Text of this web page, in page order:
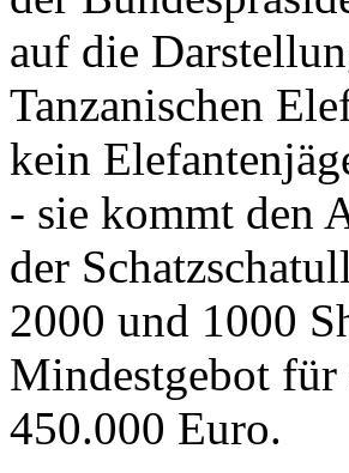
auf die
Tanzanischen
kein
- sie kommt den
der
2000 und 1000
Mindestgebot
450.000 Euro.